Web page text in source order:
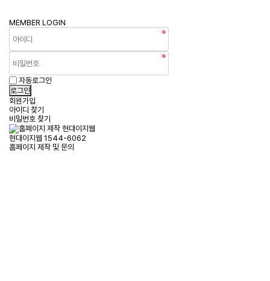
MEMBER LOGIN
자동로그인
회원가입
아이디 찾기
비밀번호 찾기
현대이지웹 1544-6062
홈페이지 제작 및 문의